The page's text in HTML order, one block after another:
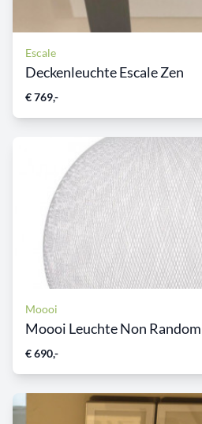
Escale
Deckenleuchte Escale Zen
€ 769,-
Moooi
Moooi Leuchte Non Random
€ 690,-